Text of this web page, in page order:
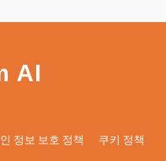
AI
정보 보호 정책 쿠키 정책